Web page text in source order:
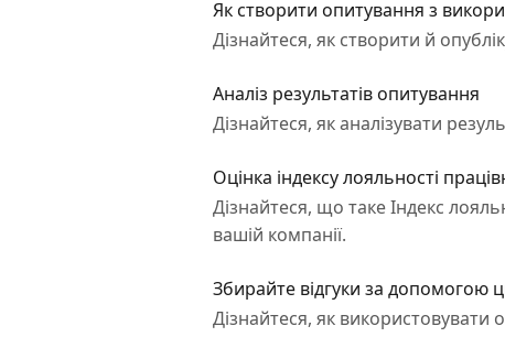
Як створити опитування з
Дізнайтеся, як створити й
Аналіз результатів опитування
Дізнайтеся, як аналізувати
Оцінка індексу лояльності
Дізнайтеся, що таке Індекс
вашій компанії.
Збирайте відгуки за допомогою
Дізнайтеся, як використовувати